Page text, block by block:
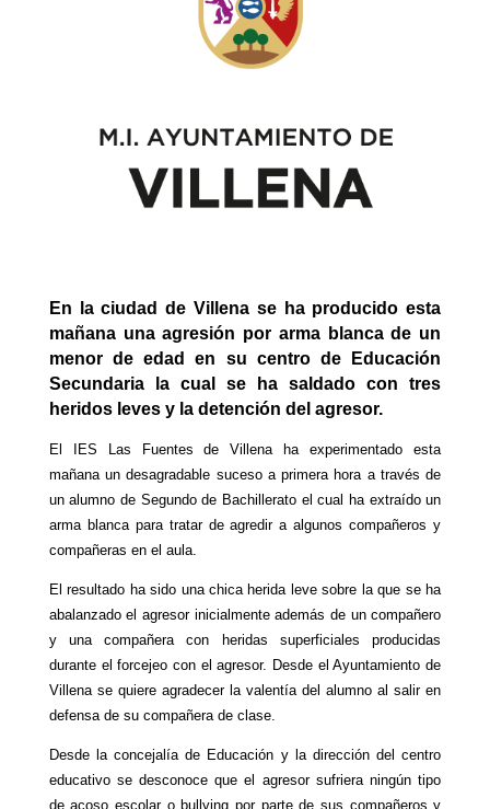
En la ciudad de Villena se ha producido esta
mañana una agresión por arma blanca de un
menor de edad en su centro de Educación
Secundaria la cual se ha saldado con tres
heridos leves y la detención del agresor.
El IES Las Fuentes de Villena ha experimentado esta
mañana un desagradable suceso a primera hora a través de
un alumno de Segundo de Bachillerato el cual ha extraído un
arma blanca para tratar de agredir a algunos compañeros y
compañeras en el aula.
El resultado ha sido una chica herida leve sobre la que se ha
abalanzado el agresor inicialmente además de un compañero
y una compañera con heridas superficiales producidas
durante el forcejeo con el agresor. Desde el Ayuntamiento de
Villena se quiere agradecer la valentía del alumno al salir en
defensa de su compañera de clase.
Desde la concejalía de Educación y la dirección del centro
educativo se desconoce que el agresor sufriera ningún tipo
de acoso escolar o bullying por parte de sus compañeros y